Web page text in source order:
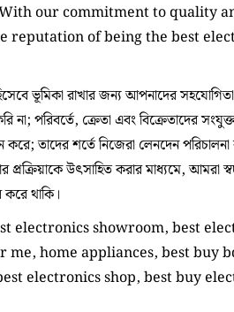
our commitment to quality
reputation of being the best
ভূমিকা রাখার জন্য আপনাদের সহযোগিতা
না; পরিবর্তে, ক্রেতা এবং বিক্রেতাদের
করে; তাদের শর্তে নিজেরা লেনদেন
উৎসাহিত করার মাধ্যমে, আমরা
থাকি।
electronics showroom, best
me, home appliances, best buy
electronics shop, best buy